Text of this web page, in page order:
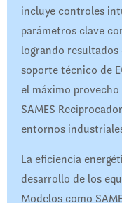
incluye controles
parámetros clave
logrando
soporte técnico de
el máximo
SAMES
entornos
La eficiencia
desarrollo de los
Modelos como